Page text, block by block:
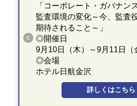
「コーポレート・ガバナン
監査環境の変化～今、監査
期待されること～」
◎開催日
9月10日（木）～9月11日（
◎会場
ホテル日航金沢
詳しくはこちら